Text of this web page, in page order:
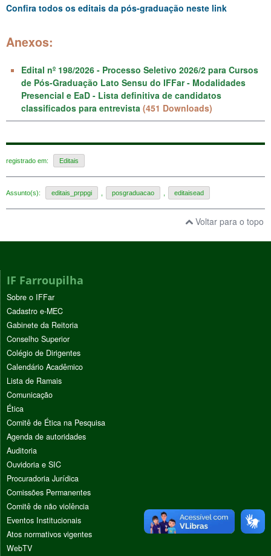
Confira todos os editais da pós-graduação neste link
Anexos:
Edital nº 198/2026 - Processo Seletivo 2026/2 para Cursos
de Pós-Graduação Lato Sensu do IFFar - Modalidades
Presencial e EaD - Lista definitiva de candidatos
classificados para entrevista (451 Downloads)
registrado em: Editais
Assunto(s): editais_prppgi posgraduacao editaisead
Voltar para o topo
IF Farroupilha
Sobre o IFFar
Cadastro e-MEC
Gabinete da Reitoria
Conselho Superior
Colégio de Dirigentes
Calendário Acadêmico
Lista de Ramais
Comunicação
Ética
Comitê de Ética na Pesquisa
Agenda de autoridades
Auditoria
Ouvidoria e SIC
Procuradoria Jurídica
Comissões Permanentes
Comitê de não violência
Eventos Institucionais
Atos normativos vigentes
WebTV